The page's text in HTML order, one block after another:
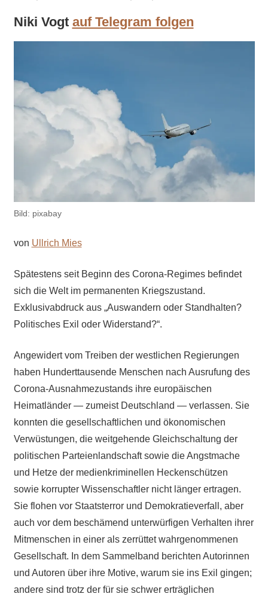
Niki Vogt auf Telegram folgen
Bild: pixabay
von Ullrich Mies
Spätestens seit Beginn des Corona-Regimes befindet
sich die Welt im permanenten Kriegszustand.
Exklusivabdruck aus „Auswandern oder Standhalten?
Politisches Exil oder Widerstand?“.
Angewidert vom Treiben der westlichen Regierungen
haben Hunderttausende Menschen nach Ausrufung des
Corona-Ausnahmezustands ihre europäischen
Heimatländer — zumeist Deutschland — verlassen. Sie
konnten die gesellschaftlichen und ökonomischen
Verwüstungen, die weitgehende Gleichschaltung der
politischen Parteienlandschaft sowie die Angstmache
und Hetze der medienkriminellen Heckenschützen
sowie korrupter Wissenschaftler nicht länger ertragen.
Sie flohen vor Staatsterror und Demokratieverfall, aber
auch vor dem beschämend unterwürfigen Verhalten ihrer
Mitmenschen in einer als zerrüttet wahrgenommenen
Gesellschaft. In dem Sammelband berichten Autorinnen
und Autoren über ihre Motive, warum sie ins Exil gingen;
andere sind trotz der für sie schwer erträglichen